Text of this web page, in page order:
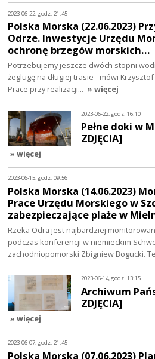
2023-06-22, godz. 21:45
Polska Morska (22.06.2023)
Odrze. Inwestycje Urzędu
ochronę brzegów morskich…
Potrzebujemy jeszcze dwóch stopni
żeglugę na długiej trasie - mówi
Prace przy realizacji… » więcej
2023-06-22, godz. 16:10
Pełne doki w
ZDJĘCIA]
» więcej
2023-06-15, godz. 09:56
Polska Morska (14.06.2023)
Prace Urzędu Morskiego w
zabezpieczające plaże w
Rzeka Odra jest najbardziej
podczas konferencji w niemieckim
zachodniopomorski Zbigniew Bogucki.
2023-06-14, godz. 13:15
Archiwum
ZDJĘCIA]
» więcej
2023-06-07, godz. 21:45
Polska Morska (07.06.2023)